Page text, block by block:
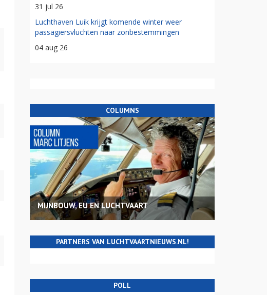
31 jul 26
Luchthaven Luik krijgt komende winter weer
passagiersvluchten naar zonbestemmingen
04 aug 26
COLUMNS
MIJNBOUW, EU EN LUCHTVAART
PARTNERS VAN LUCHTVAARTNIEUWS.NL!
POLL